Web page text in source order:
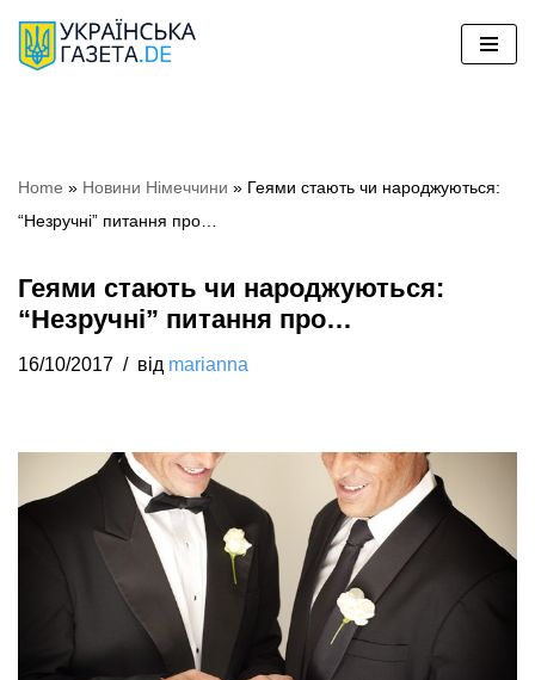
Перейти
Home » Новини Німеччини » Геями стають чи народжуються:
“Незручні” питання про…
Геями стають чи народжуються:
“Незручні” питання про…
16/10/2017 від marianna